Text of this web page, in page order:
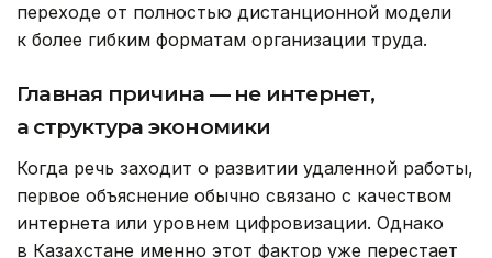
переходе от полностью дистанционной модели
к более гибким форматам организации труда.
Главная причина — не интернет,
а структура экономики
Когда речь заходит о развитии удаленной работы,
первое объяснение обычно связано с качеством
интернета или уровнем цифровизации. Однако
в Казахстане именно этот фактор уже перестает